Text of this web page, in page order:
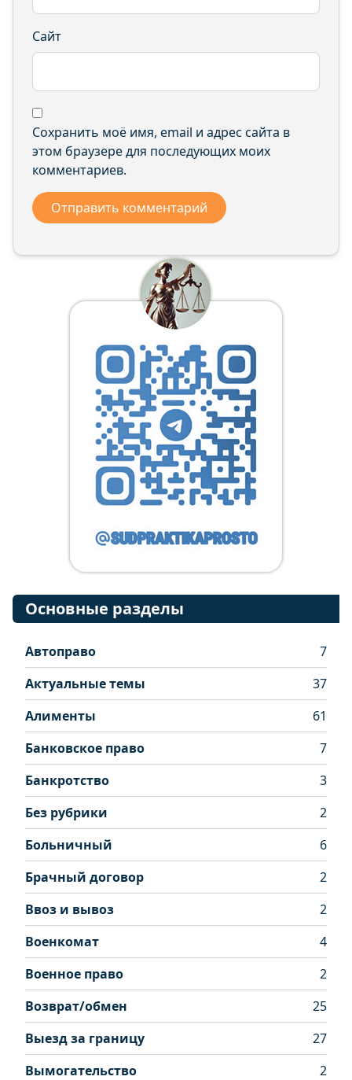
Сайт
Сохранить моё имя, email и адрес сайта в
этом браузере для последующих моих
комментариев.
Основные разделы
Автоправо
7
Актуальные темы
37
Алименты
61
Банковское право
7
Банкротство
3
Без рубрики
2
Больничный
6
Брачный договор
2
Ввоз и вывоз
2
Военкомат
4
Военное право
2
Возврат/обмен
25
Выезд за границу
27
Вымогательство
2